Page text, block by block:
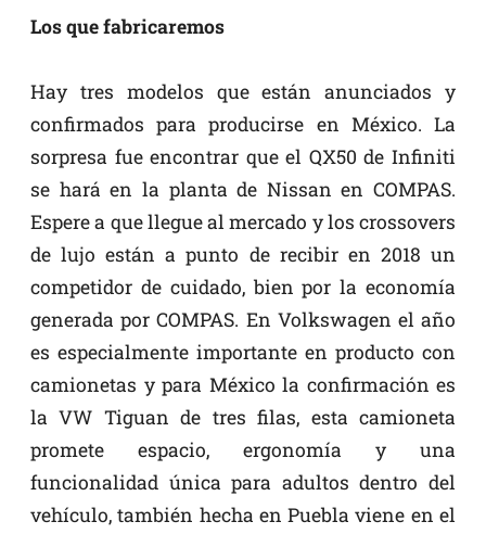
Los que fabricaremos
Hay tres modelos que están anunciados y
confirmados para producirse en México. La
sorpresa fue encontrar que el QX50 de Infiniti
se hará en la planta de Nissan en COMPAS.
Espere a que llegue al mercado y los crossovers
de lujo están a punto de recibir en 2018 un
competidor de cuidado, bien por la economía
generada por COMPAS. En Volkswagen el año
es especialmente importante en producto con
camionetas y para México la confirmación es
la VW Tiguan de tres filas, esta camioneta
promete espacio, ergonomía y una
funcionalidad única para adultos dentro del
vehículo, también hecha en Puebla viene en el